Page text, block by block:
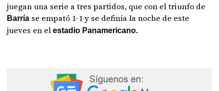
juegan una serie a tres partidos, que con el triunfo de
Barría se empató 1-1 y se definía la noche de este
jueves en el estadio Panamericano.